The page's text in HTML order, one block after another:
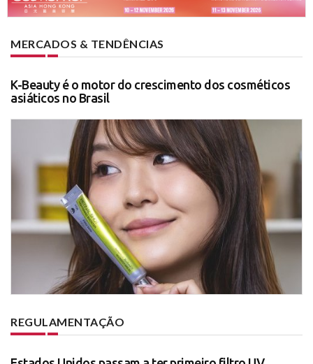
MERCADOS & TENDÊNCIAS
K-Beauty é o motor do crescimento dos cosméticos
asiáticos no Brasil
REGULAMENTAÇÃO